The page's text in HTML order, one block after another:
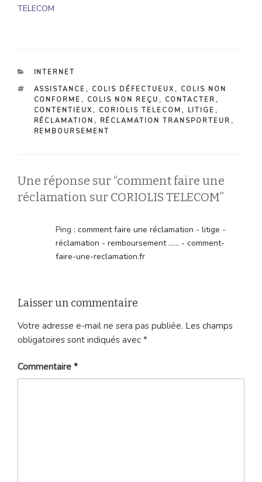
TELECOM
CATÉGORIES
INTERNET
ÉTIQUETTES
ASSISTANCE , COLIS DÉFECTUEUX , COLIS NON
CONFORME , COLIS NON REÇU , CONTACTER ,
CONTENTIEUX , CORIOLIS TELECOM , LITIGE ,
RÉCLAMATION , RÉCLAMATION TRANSPORTEUR ,
REMBOURSEMENT
Une réponse sur “comment faire une
réclamation sur CORIOLIS TELECOM”
Ping : comment faire une réclamation - litige -
réclamation - remboursement ...... - comment-
faire-une-reclamation.fr
Laisser un commentaire
Votre adresse e-mail ne sera pas publiée. Les champs
obligatoires sont indiqués avec *
Commentaire *